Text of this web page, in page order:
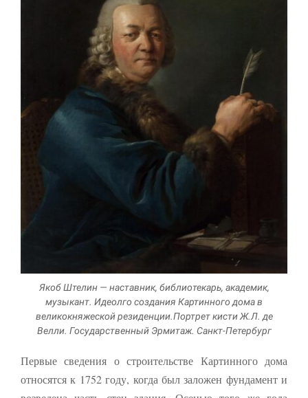
Якоб Штелин — наставник, библиотекарь, академик,
музыкант. Идеолго создания Картинного дома в
великокняжеской резиденции.Портрет кисти Ж.Л. де
Велли. Государственный Эрмитаж. Санкт-Петербург
Первые сведения о строительстве Картинного дома
относятся к 1752 году, когда был заложен фундамент и